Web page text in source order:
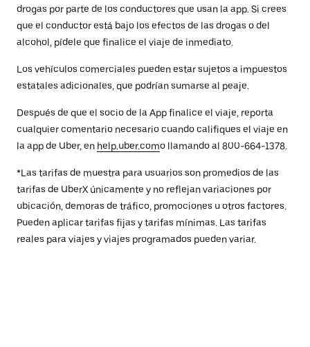
drogas por parte de los conductores que usan la app. Si crees
que el conductor está bajo los efectos de las drogas o del
alcohol, pídele que finalice el viaje de inmediato.
Los vehículos comerciales pueden estar sujetos a impuestos
estatales adicionales, que podrían sumarse al peaje.
Después de que el socio de la App finalice el viaje, reporta
cualquier comentario necesario cuando califiques el viaje en
la app de Uber, en help.uber.como llamando al 800-664-1378.
*Las tarifas de muestra para usuarios son promedios de las
tarifas de UberX únicamente y no reflejan variaciones por
ubicación, demoras de tráfico, promociones u otros factores.
Pueden aplicar tarifas fijas y tarifas mínimas. Las tarifas
reales para viajes y viajes programados pueden variar.